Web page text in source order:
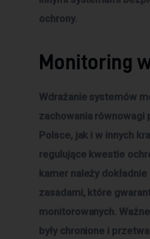
ochrony.
Monitoring
Wdrażanie systemów
zachowania
Polsce, jak i w innych
regulujące kwestie
kamer należy
zasadami, które
monitorowanych.
były chronione i